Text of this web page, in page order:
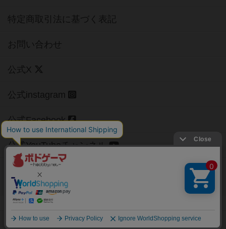
特定商取引法に基づく表記
お問い合わせ
公式X
公式instagram
公式Facebook
公式YouTubeチャンネル